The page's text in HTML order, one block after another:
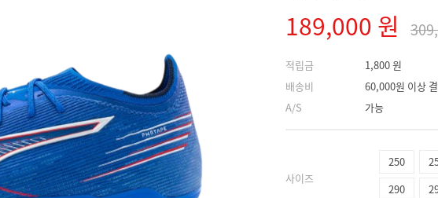
189,000 원
적립금
배송비
A/S
1,800 원
60,000원 이상
가능
사이즈
250
290